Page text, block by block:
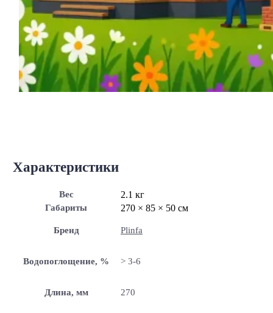
Характеристики
Вес 2.1 кг
Габариты 270 × 85 × 50 см
Бренд Plinfa
Водопоглощение, % > 3-6
Длина, мм 270